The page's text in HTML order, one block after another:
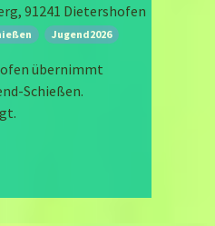
91241 Dietershofen
Jugend2026
übernimmt
Schießen.